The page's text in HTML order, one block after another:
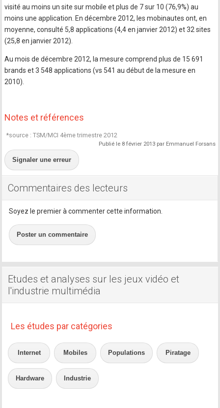
visité au moins un site sur mobile et plus de 7 sur 10 (76,9%) au
moins une application. En décembre 2012, les mobinautes ont, en
moyenne, consulté 5,8 applications (4,4 en janvier 2012) et 32 sites
(25,8 en janvier 2012).
Au mois de décembre 2012, la mesure comprend plus de 15 691
brands et 3 548 applications (vs 541 au début de la mesure en
2010).
Notes et références
*source : TSM/MCI 4ème trimestre 2012
Publié le 8 février 2013 par Emmanuel Forsans
Signaler une erreur
Commentaires des lecteurs
Soyez le premier à commenter cette information.
Poster un commentaire
Etudes et analyses sur les jeux vidéo et
l'industrie multimédia
Les études par catégories
Internet Mobiles Populations Piratage
Hardware Industrie